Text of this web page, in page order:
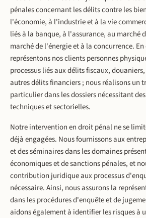
pénales concernant les délits contre les
l'économie, à l'industrie et à la vie
liés à la banque, à l'assurance, au marché
marché de l'énergie et à la concurrence.
représentons nos clients personnes
processus liés aux délits fiscaux,
autres délits financiers ; nous réalisons un
particulier dans les dossiers nécessitant
techniques et sectorielles.
Notre intervention en droit pénal ne se
déjà engagées. Nous fournissons aux
et des séminaires dans les domaines
économiques et de sanctions pénales, et
contribution juridique aux processus
nécessaire. Ainsi, nous assurons la
dans les procédures d'enquête et de
aidons également à identifier les risques à